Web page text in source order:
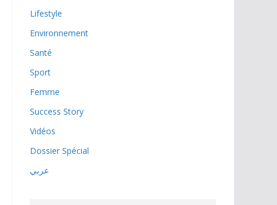
Lifestyle
Environnement
Santé
Sport
Femme
Success Story
Vidéos
Dossier Spécial
عربي